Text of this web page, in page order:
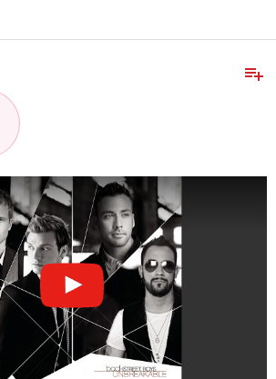
playlist_add